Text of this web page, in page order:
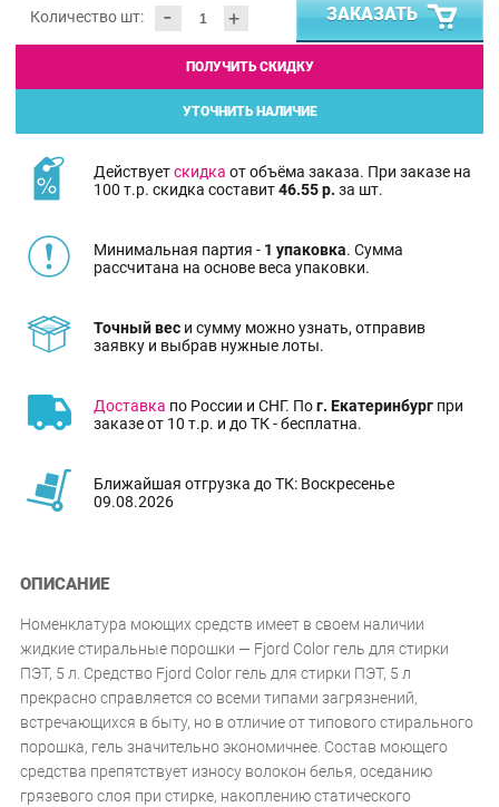
Количество шт: - + ЗАКАЗАТЬ
ПОЛУЧИТЬ СКИДКУ
УТОЧНИТЬ НАЛИЧИЕ
Действуетскидка от объёма заказа. При заказе на
100 т.р. скидка составит46.55 р. за шт.
Минимальная партия - 1 упаковка. Сумма
рассчитана на основе веса упаковки.
Точный вес и сумму можно узнать, отправив
заявку и выбрав нужные лоты.
Доставка по России и СНГ. Пог. Екатеринбург при
заказе от 10 т.р. и до ТК - бесплатна.
Ближайшая отгрузка до ТК: Воскресенье
09.08.2026
ОПИСАНИЕ
Номенклатура моющих средств имеет в своем наличии
жидкие стиральные порошки — Fjord Color гель для стирки
ПЭТ, 5 л. Средство Fjord Color гель для стирки ПЭТ, 5 л
прекрасно справляется со всеми типами загрязнений,
встречающихся в быту, но в отличие от типового стирального
порошка, гель значительно экономичнее. Состав моющего
средства препятствует износу волокон белья, оседанию
грязевого слоя при стирке, накоплению статического